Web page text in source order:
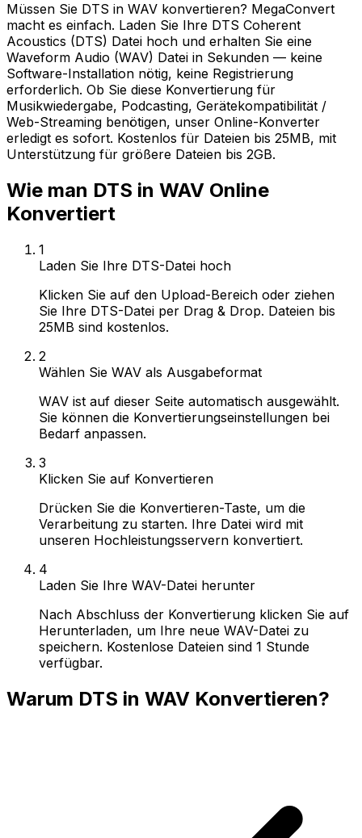
Müssen Sie DTS in WAV konvertieren? MegaConvert
macht es einfach. Laden Sie Ihre DTS Coherent
Acoustics (DTS) Datei hoch und erhalten Sie eine
Waveform Audio (WAV) Datei in Sekunden — keine
Software-Installation nötig, keine Registrierung
erforderlich. Ob Sie diese Konvertierung für
Musikwiedergabe, Podcasting, Gerätekompatibilität /
Web-Streaming benötigen, unser Online-Konverter
erledigt es sofort. Kostenlos für Dateien bis 25MB, mit
Unterstützung für größere Dateien bis 2GB.
Wie man DTS in WAV Online
Konvertiert
1
Laden Sie Ihre DTS-Datei hoch
Klicken Sie auf den Upload-Bereich oder ziehen
Sie Ihre DTS-Datei per Drag & Drop. Dateien bis
25MB sind kostenlos.
2
Wählen Sie WAV als Ausgabeformat
WAV ist auf dieser Seite automatisch ausgewählt.
Sie können die Konvertierungseinstellungen bei
Bedarf anpassen.
3
Klicken Sie auf Konvertieren
Drücken Sie die Konvertieren-Taste, um die
Verarbeitung zu starten. Ihre Datei wird mit
unseren Hochleistungsservern konvertiert.
4
Laden Sie Ihre WAV-Datei herunter
Nach Abschluss der Konvertierung klicken Sie auf
Herunterladen, um Ihre neue WAV-Datei zu
speichern. Kostenlose Dateien sind 1 Stunde
verfügbar.
Warum DTS in WAV Konvertieren?